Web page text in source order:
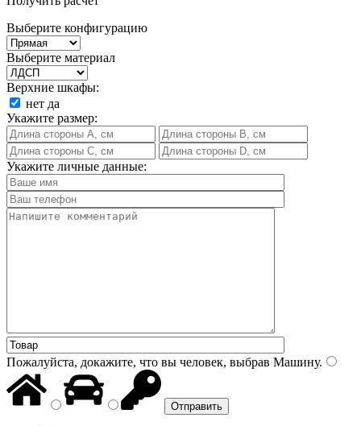
Выберите конфигурацию
Выберите материал
Верхние шкафы:
нет да
Укажите размер:
Укажите личные данные:
Пожалуйста, докажите, что вы человек, выбрав Машину.